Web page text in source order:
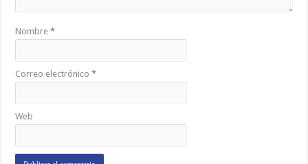
Nombre*
Correo electrónico*
Web